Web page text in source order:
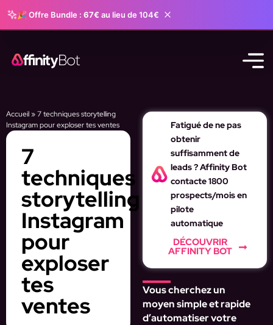
🎉 Offre Bundle : 67€ au lieu de 104€
Accueil»7 techniques storytelling
Instagram pour exploser tes ventes
7
techniques
storytelling
Instagram
pour
exploser
tes
ventes
Fatigué de ne pas
obtenir
suffisamment de
leads ? Affinity Bot
contacte 1800
prospects/mois en
pilote
automatique
DÉCOUVRIR
AFFINITY BOT
Vous cherchez un
moyen simple et rapide
d’automatiser votre